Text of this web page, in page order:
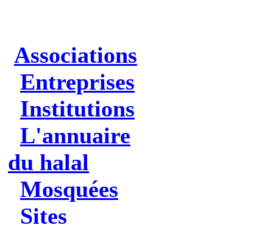
Associations
Entreprises
Institutions
L'annuaire
du halal
Mosquées
Sites